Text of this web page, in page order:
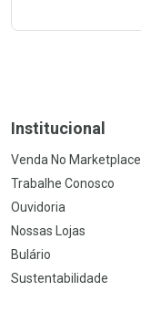
Institucional
Venda No Marketplace
Trabalhe Conosco
Ouvidoria
Nossas Lojas
Bulário
Sustentabilidade